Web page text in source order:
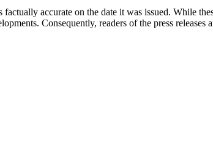
accurate on the date it was issued. While
Consequently, readers of the press